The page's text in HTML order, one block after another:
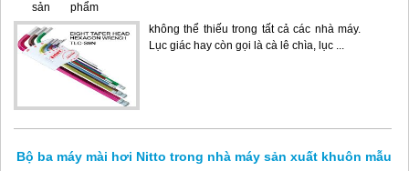
sản phẩm
không thể thiếu trong tất cả các nhà máy.
Lục giác hay còn gọi là cà lê chìa, lục ...
Bộ ba máy mài hơi Nitto trong nhà máy sản xuất khuôn mẫu